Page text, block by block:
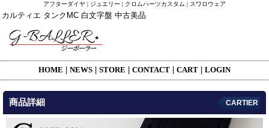
アフターダイヤ | ジュエリー | クロムハーツカスタム | スワロウェア
カルティエ タンクMC 白文字盤 中古美品
HOME NEWS STORE CONTACT CART LOGIN
商品詳細 CARTIER